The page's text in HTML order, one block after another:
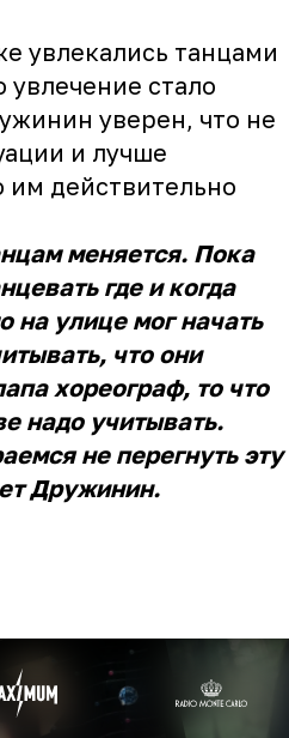
увлекались танцами
увлечение стало
уверен, что не
и лучше
им действительно
меняется. Пока
где и когда
на улице мог начать
что они
хореограф, то что
надо учитывать.
не перегнуть эту
Дружинин.